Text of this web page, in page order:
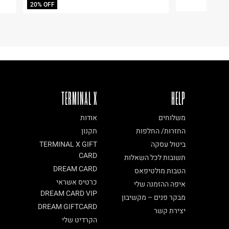
20% OFF
TERMINAL X
אודות
תקנון
TERMINAL X GIFT
CARD
DREAM CARD
כרטיס אשראי
DREAM CARD VIP
DREAM GIFTCARD
הקרדיט שלי
HELP
משלוחים
החזרות/ החלפות
ביטול עסקה
תשובות לכל השאלות
הטבות מולטיפאס
איפה ההזמנה שלי
מבקר פנים – מקשיבון
יצירת קשר